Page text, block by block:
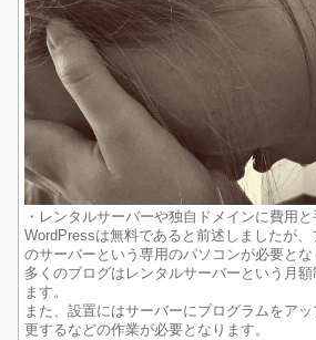
・レンタルサーバーや独自ドメインに費用
WordPressは無料であると前述しましたが
のサーバーという専用のパソコンが必要とな
多くのブログはレンタルサーバーという月
ます。
また、設置にはサーバーにプログラムをア
更するなどの作業が必要となります。